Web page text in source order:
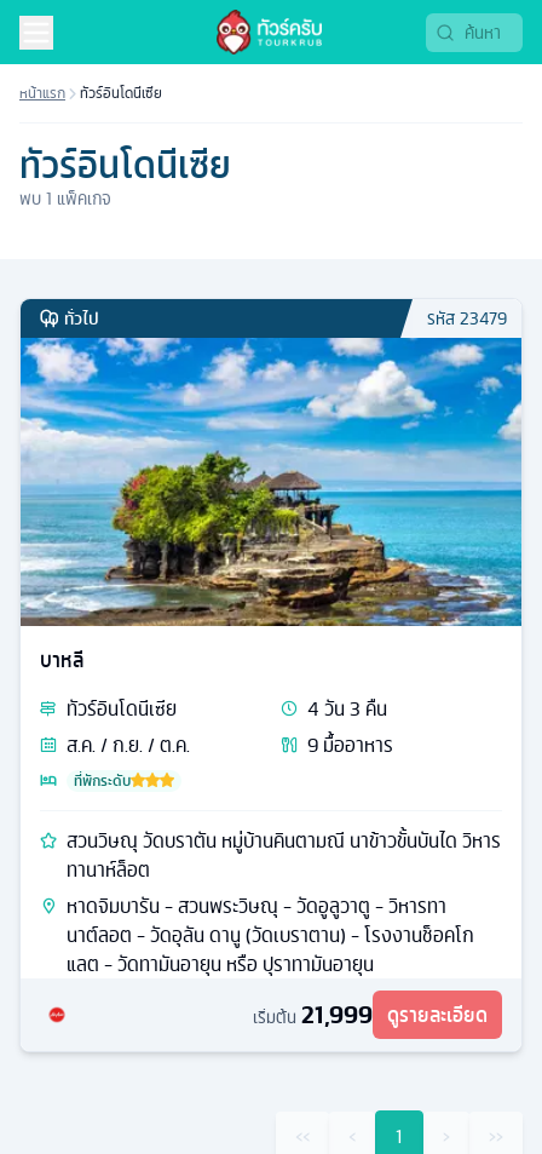
หน้าแรก ทัวร์อินโดนีเซีย
ทัวร์อินโดนีเซีย
พบ1 แพ็คเกจ
ทั่วไป รหัส23479
บาหลี
ทัวร์อินโดนีเซีย 4วัน3 คืน
ส.ค. / ก.ย. / ต.ค.
9มื้ออาหาร
ที่พักระดับ
สวนวิษณุ วัดบราตัน หมู่บ้านคินตามณี นาข้าวขั้นบันได วิหาร
ทานาห์ล็อต
หาดจิมบารัน - สวนพระวิษณุ - วัดอูลูวาตู - วิหารทา
นาต์ลอต - วัดอุลัน ดานู (วัดเบราตาน) - โรงงานช็อคโก
แลต - วัดทามันอายุน หรือ ปุราทามันอายุน
เริ่มต้น 21,999 ดูรายละเอียด
‹‹ ‹ 1 › ››